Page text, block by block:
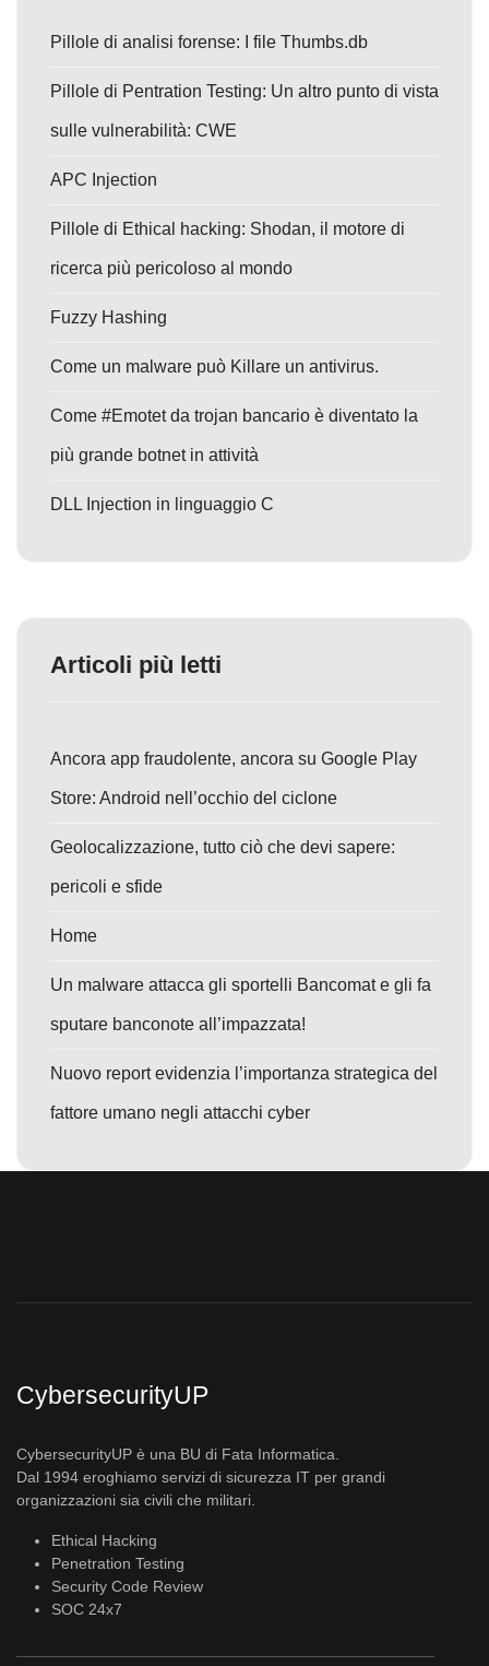
Pillole di analisi forense: I file Thumbs.db
Pillole di Pentration Testing: Un altro punto di vista
sulle vulnerabilità: CWE
APC Injection
Pillole di Ethical hacking: Shodan, il motore di
ricerca più pericoloso al mondo
Fuzzy Hashing
Come un malware può Killare un antivirus.
Come #Emotet da trojan bancario è diventato la
più grande botnet in attività
DLL Injection in linguaggio C
Articoli più letti
Ancora app fraudolente, ancora su Google Play
Store: Android nell’occhio del ciclone
Geolocalizzazione, tutto ciò che devi sapere:
pericoli e sfide
Home
Un malware attacca gli sportelli Bancomat e gli fa
sputare banconote all’impazzata!
Nuovo report evidenzia l’importanza strategica del
fattore umano negli attacchi cyber
CybersecurityUP
CybersecurityUP è una BU di Fata Informatica.
Dal 1994 eroghiamo servizi di sicurezza IT per grandi
organizzazioni sia civili che militari.
Ethical Hacking
Penetration Testing
Security Code Review
SOC 24x7